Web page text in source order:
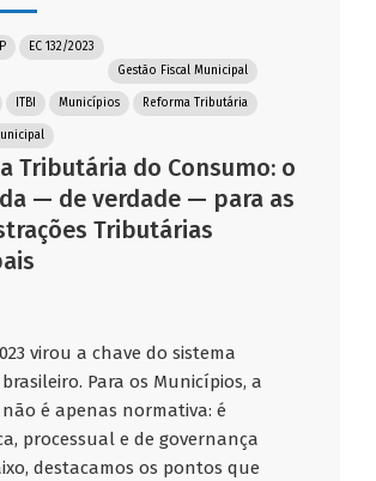
EC 132/2023
Gestão Fiscal Municipal
ITBI Municípios Reforma Tributária
Tributária do Consumo: o
— de verdade — para as
Tributárias
virou a chave do sistema
Para os Municípios, a
é apenas normativa: é
processual e de governança
destacamos os pontos que